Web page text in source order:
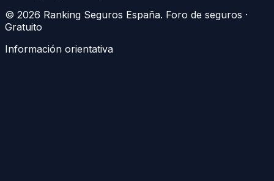
© 2026 Ranking Seguros España. Foro de seguros ·
Gratuito
Información orientativa